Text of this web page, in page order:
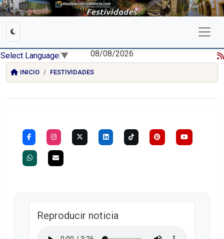
Select Language ▼ 08/08/2026
INICIO FESTIVIDADES
Reproducir noticia